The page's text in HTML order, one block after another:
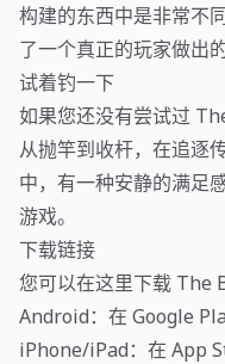
构建的东西中是非常不
了一个真正的玩家做出
试着钓一下
如果您还没有尝试过
从抛竿到收杆，在追逐
中，有一种安静的满足
游戏。
下载链接
您可以在这里下载 The
Android：在 Google
iPhone/iPad：在 App